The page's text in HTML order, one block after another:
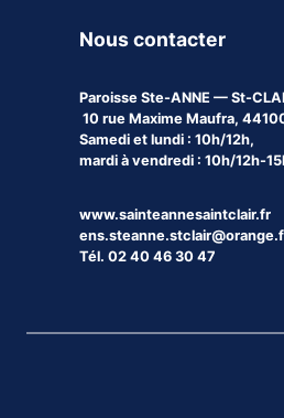
Nous contacter
Paroisse Ste-ANNE — St-
10 rue Maxime Maufra,
Samedi et lundi : 10h/12h,
mardi à vendredi : 10h/12h-
www.sainteannesaintclair.fr
Tél. 02 40 46 30 47